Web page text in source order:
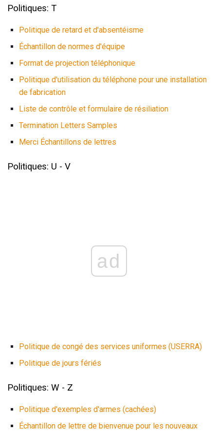
Politiques: T
Politique de retard et d'absentéisme
Échantillon de normes d'équipe
Format de projection téléphonique
Politique d'utilisation du téléphone pour une installation
de fabrication
Liste de contrôle et formulaire de résiliation
Termination Letters Samples
Merci Échantillons de lettres
Politiques: U - V
ad
Politique de congé des services uniformes (USERRA)
Politique de jours fériés
Politiques: W - Z
Politique d'exemples d'armes (cachées)
Échantillon de lettre de bienvenue pour les nouveaux